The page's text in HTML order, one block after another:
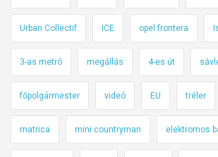
e
d
m
é
n
Urban Collëctif ICE opel frontera
3-as metró megállás 4-es út
főpolgármester videó EU tréler
matrica mini countryman elektromos